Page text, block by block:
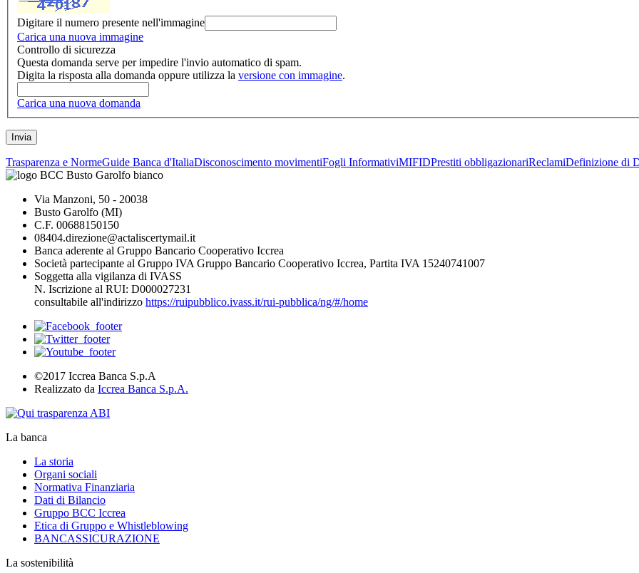
Digitare il numero presente nell'immagine
Carica una nuova immagine
Controllo di sicurezza
Questa domanda serve per impedire l'invio automatico di spam.
Digita la risposta alla domanda oppure utilizza la versione con immagine.
Carica una nuova domanda
Trasparenza e NormeGuide Banca d'ItaliaDisconoscimento movimentiFogli InformativiMIFIDPrestiti obbligazionariReclamiDefinizione di
Via Manzoni, 50 - 20038
Busto Garolfo (MI)
C.F. 00688150150
08404.direzione@actaliscertymail.it
Banca aderente al Gruppo Bancario Cooperativo Iccrea
Società partecipante al Gruppo IVA Gruppo Bancario Cooperativo Iccrea, Partita IVA 15240741007
Soggetta alla vigilanza di IVASS
N. Iscrizione al RUI: D000027231
consultabile all'indirizzo https://ruipubblico.ivass.it/rui-pubblica/ng/#/home
©2017 Iccrea Banca S.p.A
Realizzato da Iccrea Banca S.p.A.
La banca
La storia
Organi sociali
Normativa Finanziaria
Dati di Bilancio
Gruppo BCC Iccrea
Etica di Gruppo e Whistleblowing
BANCASSICURAZIONE
La sostenibilità